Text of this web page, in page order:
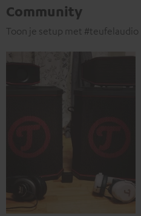
Community
Toon je setup met #teufelaudio